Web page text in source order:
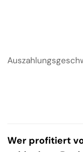
Wer profitiert